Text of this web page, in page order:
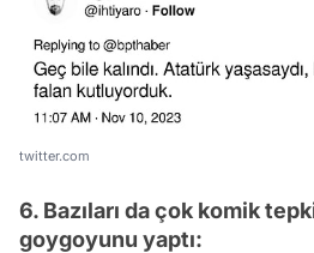
twitter.com
6. Bazıları da çok komik
goygoyunu yaptı: